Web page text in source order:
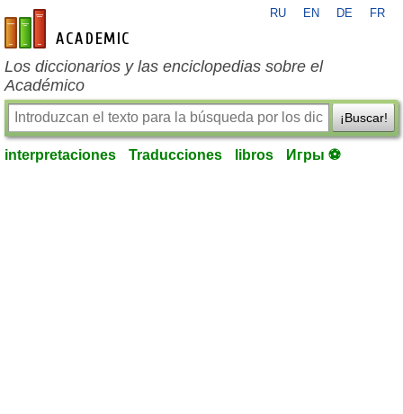
es-academic.com
RU EN DE FR
Los diccionarios y las enciclopedias sobre el
Académico
¡Buscar!
interpretaciones Traducciones libros Игры ⚽